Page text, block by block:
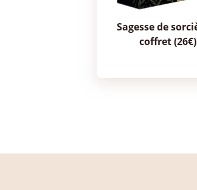
sagesse de sorcières -
coffret (26€)